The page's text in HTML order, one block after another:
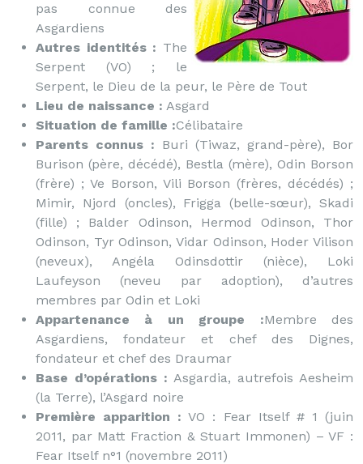
pas connue des
Asgardiens
Autres identités : The
Serpent (VO) ; le
Serpent, le Dieu de la peur, le Père de Tout
Lieu de naissance : Asgard
Situation de famille :Célibataire
Parents connus : Buri (Tiwaz, grand-père), Bor
Burison (père, décédé), Bestla (mère), Odin Borson
(frère) ; Ve Borson, Vili Borson (frères, décédés) ;
Mimir, Njord (oncles), Frigga (belle-sœur), Skadi
(fille) ; Balder Odinson, Hermod Odinson, Thor
Odinson, Tyr Odinson, Vidar Odinson, Hoder Vilison
(neveux), Angéla Odinsdottir (nièce), Loki
Laufeyson (neveu par adoption), d’autres
membres par Odin et Loki
Appartenance à un groupe :Membre des
Asgardiens, fondateur et chef des Dignes,
fondateur et chef des Draumar
Base d’opérations : Asgardia, autrefois Aesheim
(la Terre), l’Asgard noire
Première apparition : VO : Fear Itself # 1 (juin
2011, par Matt Fraction & Stuart Immonen) – VF :
Fear Itself n°1 (novembre 2011)